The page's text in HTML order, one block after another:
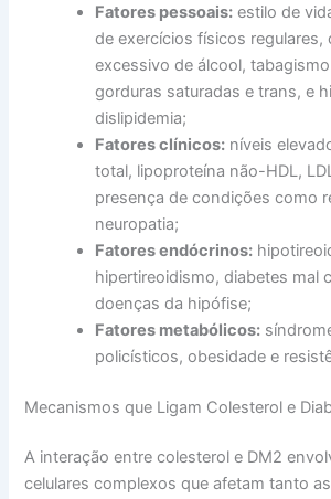
Fatores pessoais: estilo de
de exercícios físicos regulares,
excessivo de álcool,
gorduras saturadas e trans, e
dislipidemia;
Fatores clínicos: níveis
total, lipoproteína não-HDL,
presença de condições como
neuropatia;
Fatores endócrinos:
hipertireoidismo, diabetes mal
doenças da hipófise;
Fatores metabólicos:
policísticos, obesidade e
Mecanismos que Ligam Colesterol e
A interação entre colesterol e DM2
celulares complexos que afetam tanto